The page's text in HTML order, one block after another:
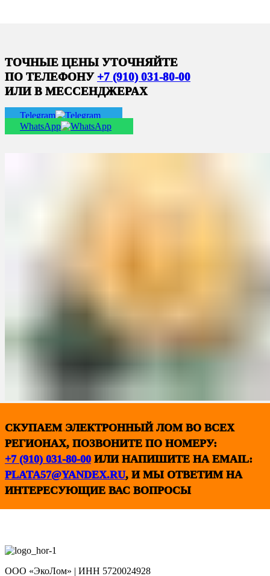
ТОЧНЫЕ ЦЕНЫ УТОЧНЯЙТЕ
ПО ТЕЛЕФОНУ +7 (910) 031-80-00
ИЛИ В МЕССЕНДЖЕРАХ
Telegram
WhatsApp
СКУПАЕМ ЭЛЕКТРОННЫЙ ЛОМ ВО ВСЕХ
РЕГИОНАХ, ПОЗВОНИТЕ ПО НОМЕРУ:
+7 (910) 031-80-00 ИЛИ НАПИШИТЕ НА EMAIL:
PLATA57@YANDEX.RU, И МЫ ОТВЕТИМ НА
ИНТЕРЕСУЮЩИЕ ВАС ВОПРОСЫ
ООО «ЭкоЛом» | ИНН 5720024928